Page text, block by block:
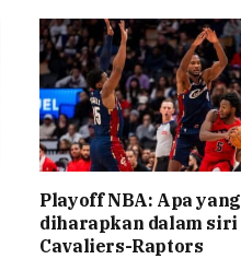
Playoff NBA: Apa yang
diharapkan dalam siri
Cavaliers-Raptors